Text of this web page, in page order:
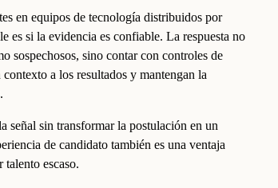
en equipos de tecnología distribuidos por
es si la evidencia es confiable. La respuesta no
sospechosos, sino contar con controles de
a los resultados y mantengan la
señal sin transformar la postulación en un
de candidato también es una ventaja
talento escaso.